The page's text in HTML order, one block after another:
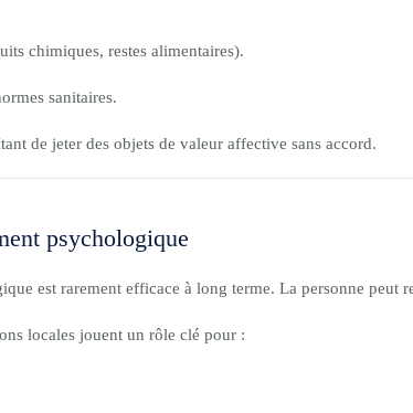
chimiques, restes alimentaires).
sanitaires.
de jeter des objets de valeur affective sans accord.
psychologique
est rarement efficace à long terme. La personne peut
locales jouent un rôle clé pour :